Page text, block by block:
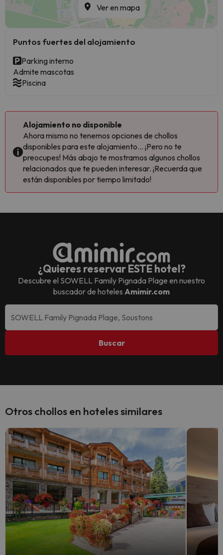
Ver en mapa
Puntos fuertes del alojamiento
Parking interno
Admite mascotas
Piscina
Alojamiento no disponible
Ahora mismo no tenemos opciones de chollos
disponibles para este alojamiento... ¡Pero no te
preocupes! Más abajo te mostramos algunos chollos
relacionados que te pueden interesar. ¡Recuerda que
están disponibles por tiempo limitado!
¿Quieres reservar ESTE hotel?
Descubre el SOWELL Family Pignada Plage en nuestro
buscador de hoteles Amimir.com
Buscar
Otros chollos en hoteles similares